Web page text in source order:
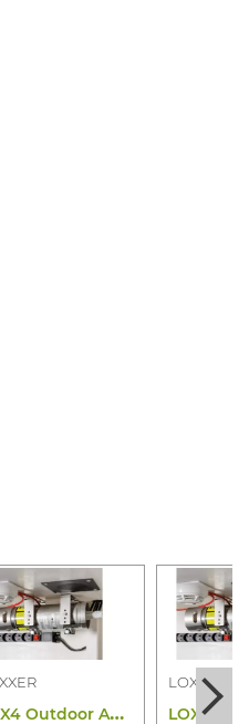
L
OX4 Outdoor Aerosol Kit
LOXXER